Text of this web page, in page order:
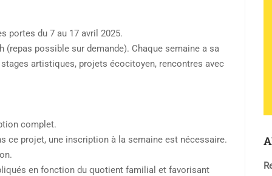
portes du 7 au 17 avril 2025.
(repas possible sur demande). Chaque semaine a sa
artistiques, projets écocitoyen, rencontres avec
complet.
ce projet, une inscription à la semaine est nécessaire.
en fonction du quotient familial et favorisant